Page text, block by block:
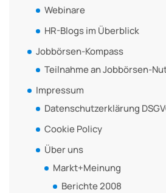
Webinare
HR-Blogs im Überblick
Jobbörsen-Kompass
Teilnahme an Jobbörsen-
Impressum
Datenschutzerklärung
Cookie Policy
Über uns
Markt+Meinung
Berichte 2008